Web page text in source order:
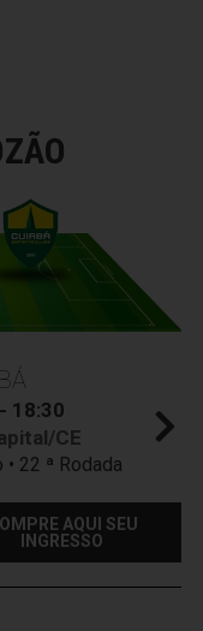
18:30
CE
• 22 ª Rodada
AQUI SEU
INGRESSO